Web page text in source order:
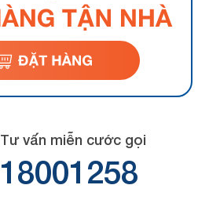
Tư vấn miễn cước gọi
18001258